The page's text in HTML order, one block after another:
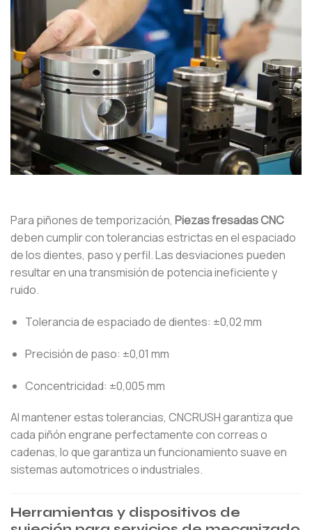
Para piñones de temporización, Piezas fresadas CNC
deben cumplir con tolerancias estrictas en el espaciado
de los dientes, paso y perfil. Las desviaciones pueden
resultar en una transmisión de potencia ineficiente y
ruido.
Tolerancia de espaciado de dientes: ±0,02 mm
Precisión de paso: ±0,01 mm
Concentricidad: ±0,005 mm
Al mantener estas tolerancias, CNCRUSH garantiza que
cada piñón engrane perfectamente con correas o
cadenas, lo que garantiza un funcionamiento suave en
sistemas automotrices o industriales.
Herramientas y dispositivos de